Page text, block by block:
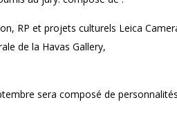
RP et projets culturels Leica
de la Havas Gallery,
sera composé de